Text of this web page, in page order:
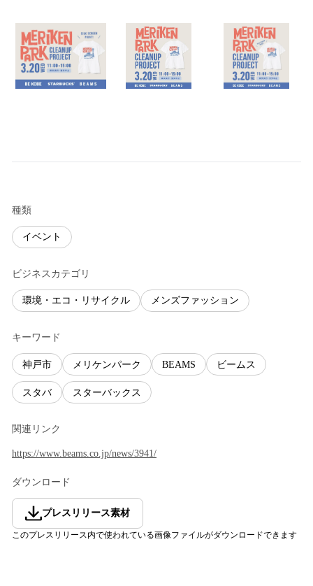
種類
イベント
ビジネスカテゴリ
環境・エコ・リサイクル メンズファッション
キーワード
神戸市 メリケンパーク BEAMS ビームス
スタバ スターバックス
関連リンク
https://www.beams.co.jp/news/3941/
ダウンロード
プレスリリース素材
このプレスリリース内で使われている画像ファイルがダウンロードできます